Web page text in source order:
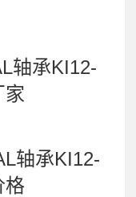
轴承KI12-
家
轴承KI12-
格